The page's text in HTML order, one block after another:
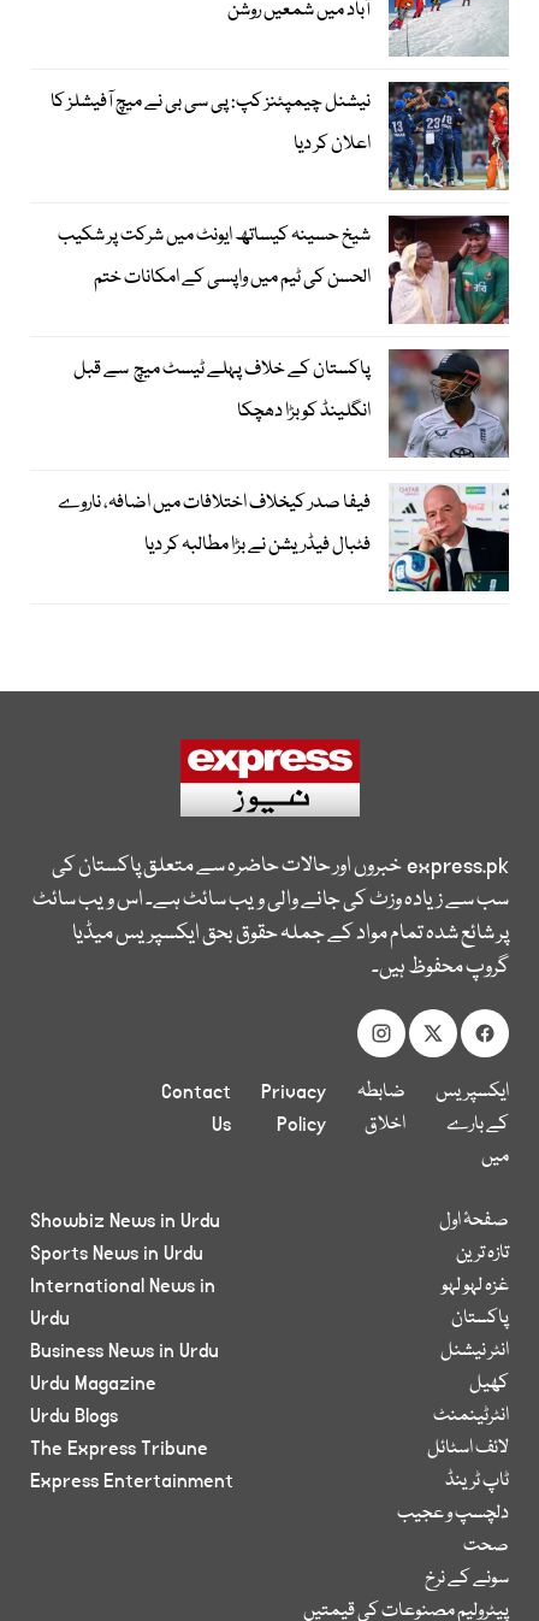
آباد میں شمعیں روشن
نیشنل چیمپئنز کپ: پی سی بی نے میچ آفیشلز کا
اعلان کر دیا
شیخ حسینہ کیساتھ ایونٹ میں شرکت پر شکیب
الحسن کی ٹیم میں واپسی کے امکانات ختم
پاکستان کے خلاف پہلے ٹیسٹ میچ سے قبل
انگلینڈ کو بڑا دھچکا
فیفا صدر کیخلاف اختلافات میں اضافہ، ناروے
فٹبال فیڈریشن نے بڑا مطالبہ کر دیا
express.pkخبروں اور حالات حاضرہ سے متعلق پاکستان کی
سب سے زیادہ وزٹ کی جانے والی ویب سائٹ ہے۔ اس ویب سائٹ
پر شائع شدہ تمام مواد کے جملہ حقوق بحق ایکسپریس میڈیا
گروپ محفوظ ہیں۔
ایکسپریس
کے بارے
میں
ضابطہ
اخلاق
Privacy
Policy
Contact
Us
صفحۂ اول
تازہ ترین
غزہ لہو لہو
پاکستان
انٹر نیشنل
کھیل
انٹرٹینمنٹ
لائف اسٹائل
ٹاپ ٹرینڈ
دلچسپ و عجیب
صحت
سونے کے نرخ
پیٹرولیم مصنوعات کی قیمتیں
Showbiz News in Urdu
Sports News in Urdu
International News in
Urdu
Business News in Urdu
Urdu Magazine
Urdu Blogs
The Express Tribune
Express Entertainment